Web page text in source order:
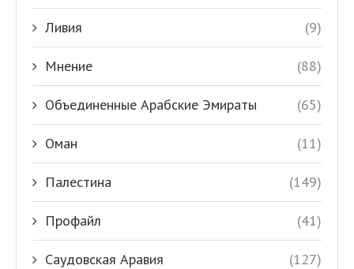
Ливия (9)
Мнение (88)
Объединенные Арабские Эмираты (65)
Оман (11)
Палестина (149)
Профайл (41)
Саудовская Аравия (127)